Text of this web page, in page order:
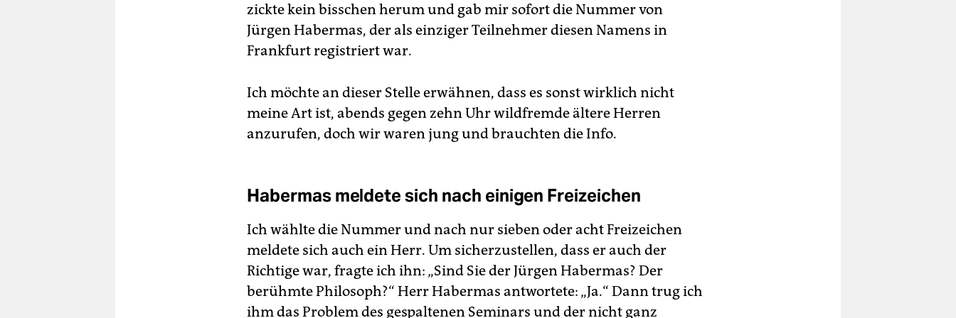
zickte kein bisschen herum und gab mir sofort die Nummer von
Jürgen Habermas, der als einziger Teilnehmer diesen Namens in
Frankfurt registriert war.
Ich möchte an dieser Stelle erwähnen, dass es sonst wirklich nicht
meine Art ist, abends gegen zehn Uhr wildfremde ältere Herren
anzurufen, doch wir waren jung und brauchten die Info.
Habermas meldete sich nach einigen Freizeichen
Ich wählte die Nummer und nach nur sieben oder acht Freizeichen
meldete sich auch ein Herr. Um sicherzustellen, dass er auch der
Richtige war, fragte ich ihn: „Sind Sie der Jürgen Habermas? Der
berühmte Philosoph?“ Herr Habermas antwortete: „Ja.“ Dann trug ich
ihm das Problem des gespaltenen Seminars und der nicht ganz